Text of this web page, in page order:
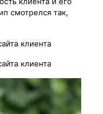
смотрелся так,